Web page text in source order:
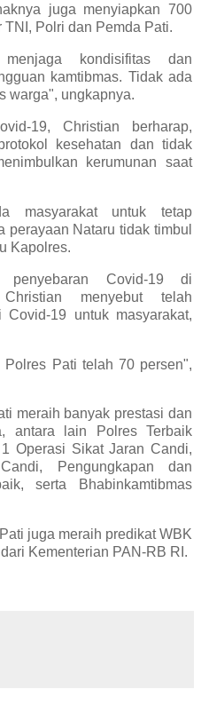
juga menyiapkan 700
Polri dan Pemda Pati.
kondisifitas dan
kamtibmas. Tidak ada
warga", ungkapnya.
19, Christian berharap,
kesehatan dan tidak
kerumunan saat
masyarakat untuk tetap
perayaan Nataru tidak timbul
Kapolres.
penyebaran Covid-19 di
menyebut telah
Covid-19 untuk masyarakat,
Pati telah 70 persen",
meraih banyak prestasi dan
antara lain Polres Terbaik
Operasi Sikat Jaran Candi,
Pengungkapan dan
serta Bhabinkamtibmas
juga meraih predikat WBK
Kementerian PAN-RB RI.